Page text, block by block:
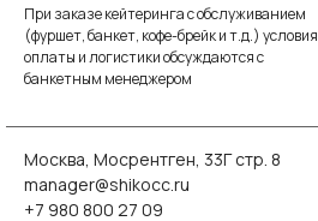
При заказе кейтеринга с обслуживанием
(фуршет, банкет, кофе-брейк и т.д.) условия
оплаты и логистики обсуждаются с
банкетным менеджером
Москва, Мосрентген, 33Г стр. 8
manager@shikocc.ru
+7 980 800 27 09